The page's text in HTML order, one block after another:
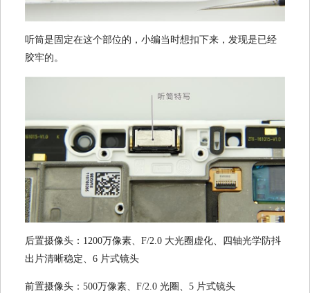
听筒是固定在这个部位的，小编当时想扣下来，发现是已经
胶牢的。
后置摄像头：1200万像素、F/2.0 大光圈虚化、四轴光学防抖
出片清晰稳定、6 片式镜头
前置摄像头：500万像素、F/2.0 光圈、5 片式镜头